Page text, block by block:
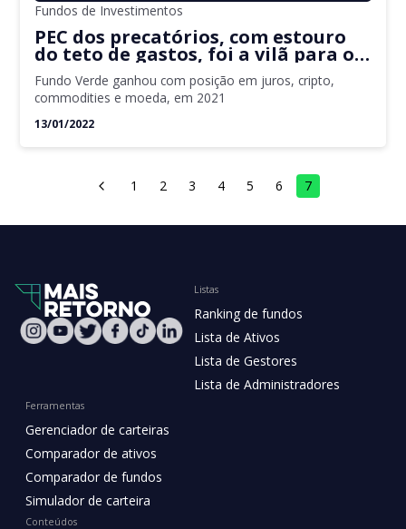
Fundos de Investimentos
PEC dos precatórios, com estouro
do teto de gastos, foi a vilã para o
prejuízo do fundo Verde, de Luis
Stuhlberger, em 2021
Fundo Verde ganhou com posição em juros, cripto,
commodities e moeda, em 2021
13/01/2022
1 2 3 4 5 6 7
Listas
Ranking de fundos
Lista de Ativos
Lista de Gestores
Lista de Administradores
Ferramentas
Gerenciador de carteiras
Comparador de ativos
Comparador de fundos
Simulador de carteira
Conteúdos